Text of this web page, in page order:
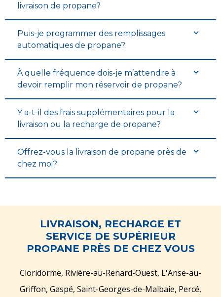
livraison de propane?
Puis-je programmer des remplissages
automatiques de propane?
À quelle fréquence dois-je m’attendre à
devoir remplir mon réservoir de propane?
Y a-t-il des frais supplémentaires pour la
livraison ou la recharge de propane?
Offrez-vous la livraison de propane près de
chez moi?
LIVRAISON, RECHARGE ET
SERVICE DE SUPÉRIEUR
PROPANE PRÈS DE CHEZ VOUS
Cloridorme, Rivière-au-Renard-Ouest, L'Anse-au-
Griffon, Gaspé, Saint-Georges-de-Malbaie, Percé,